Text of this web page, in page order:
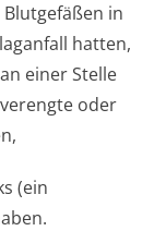
in
hatten,
einer Stelle
oder
(ein